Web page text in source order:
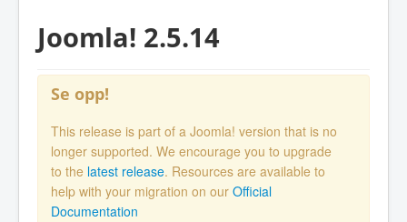
Joomla! 2.5.14
Se opp!
This release is part of a Joomla! version that is no
longer supported. We encourage you to upgrade
to the latest release. Resources are available to
help with your migration on our Official
Documentation